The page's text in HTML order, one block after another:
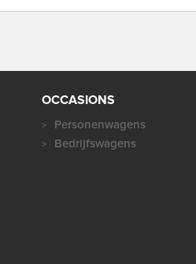
OCCASIONS
Personenwagens
Bedrijfswagens